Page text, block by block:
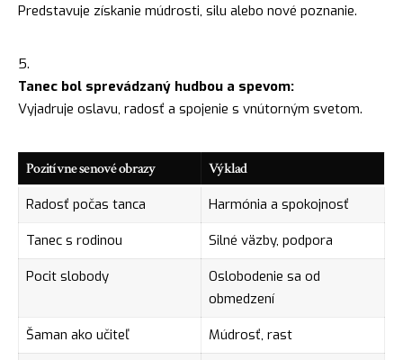
Predstavuje získanie múdrosti, silu alebo nové poznanie.
Tanec bol sprevádzaný hudbou a spevom:
Vyjadruje oslavu, radosť a spojenie s vnútorným svetom.
Pozitívne senové obrazy Výklad
Radosť počas tanca
Harmónia a spokojnosť
Tanec s rodinou
Silné väzby, podpora
Pocit slobody
Oslobodenie sa od
obmedzení
Šaman ako učiteľ
Múdrosť, rast